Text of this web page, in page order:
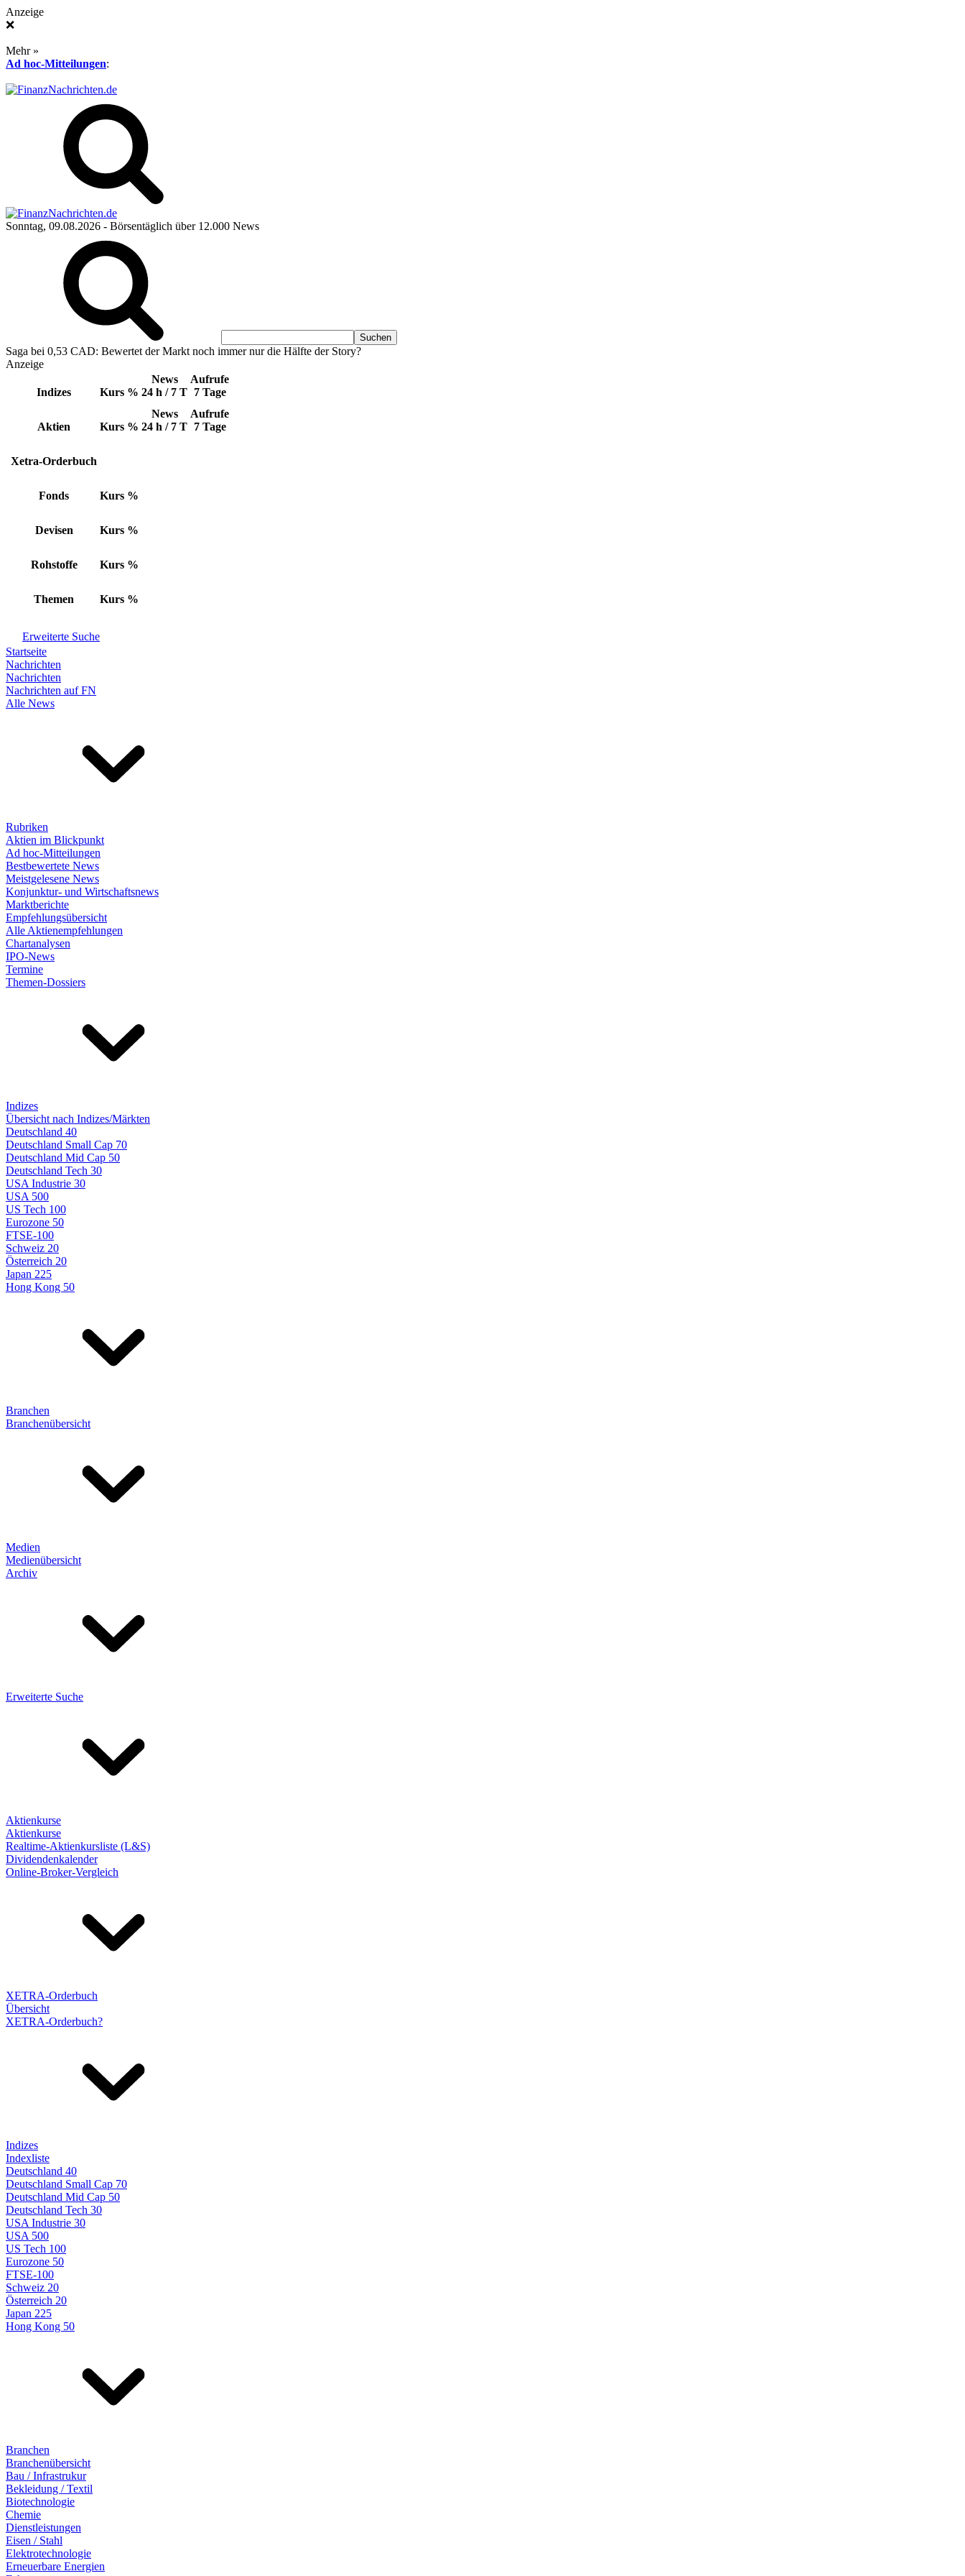
Anzeige
❌
Mehr »
Ad hoc-Mitteilungen:
Sonntag, 09.08.2026 - Börsentäglich über 12.000 News
Saga bei 0,53 CAD: Bewertet der Markt noch immer nur die Hälfte der Story?
Anzeige
Indizes Kurs %
News
24 h / 7 T
Aufrufe
7 Tage
Aktien Kurs %
News
24 h / 7 T
Aufrufe
7 Tage
Xetra-Orderbuch
Fonds Kurs %
Devisen Kurs %
Rohstoffe Kurs %
Themen Kurs %
Erweiterte Suche
Startseite
Nachrichten
Nachrichten
Nachrichten auf FN
Alle News
Rubriken
Aktien im Blickpunkt
Ad hoc-Mitteilungen
Bestbewertete News
Meistgelesene News
Konjunktur- und Wirtschaftsnews
Marktberichte
Empfehlungsübersicht
Alle Aktienempfehlungen
Chartanalysen
IPO-News
Termine
Themen-Dossiers
Indizes
Übersicht nach Indizes/Märkten
Deutschland 40
Deutschland Small Cap 70
Deutschland Mid Cap 50
Deutschland Tech 30
USA Industrie 30
USA 500
US Tech 100
Eurozone 50
FTSE-100
Schweiz 20
Österreich 20
Japan 225
Hong Kong 50
Branchen
Branchenübersicht
Medien
Medienübersicht
Archiv
Erweiterte Suche
Aktienkurse
Aktienkurse
Realtime-Aktienkursliste (L&S)
Dividendenkalender
Online-Broker-Vergleich
XETRA-Orderbuch
Übersicht
XETRA-Orderbuch?
Indizes
Indexliste
Deutschland 40
Deutschland Small Cap 70
Deutschland Mid Cap 50
Deutschland Tech 30
USA Industrie 30
USA 500
US Tech 100
Eurozone 50
FTSE-100
Schweiz 20
Österreich 20
Japan 225
Hong Kong 50
Branchen
Branchenübersicht
Bau / Infrastrukur
Bekleidung / Textil
Biotechnologie
Chemie
Dienstleistungen
Eisen / Stahl
Elektrotechnologie
Erneuerbare Energien